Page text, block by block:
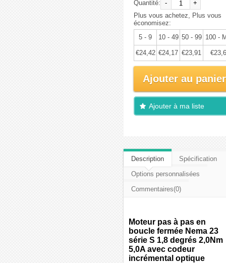
Quantité: -
+
Plus vous achetez, Plus vous
économisez:
5 - 9
10 - 49 50 - 99 100 -
€24,42 €24,17 €23,91
Ajouter au panier
Ajouter à ma liste
Description
Spécification
Options personnalisées
Commentaires(0)
Moteur pas à pas en
boucle fermée Nema 23
série S 1,8 degrés 2,0Nm
5,0A avec codeur
incrémental optique